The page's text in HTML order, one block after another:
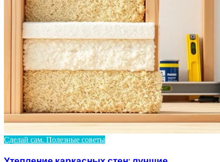
Сделай сам. Полезные советы